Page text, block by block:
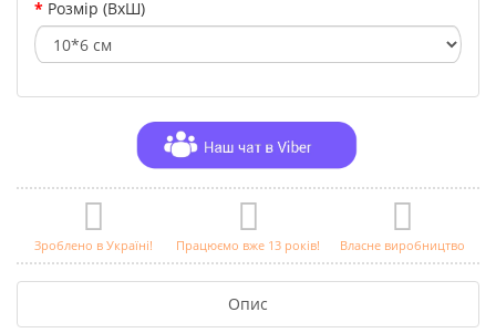
Розмір (ВхШ)
Зроблено в Україні! Працюємо вже 13 років! Власне виробництво
Опис